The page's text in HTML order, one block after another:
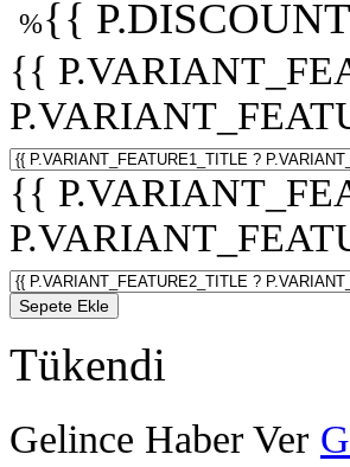
%{{
{{
{{
Sepete Ekle
Tükendi
Gelince Haber Ver